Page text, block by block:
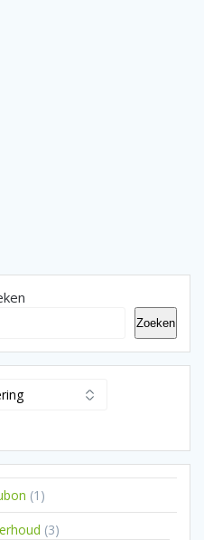
Zoeken
1 1
product
33